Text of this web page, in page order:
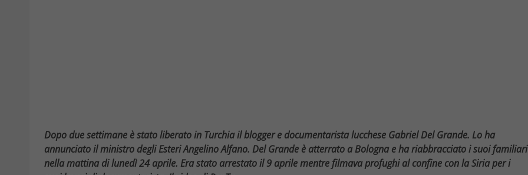
Dopo due settimane è stato liberato in Turchia il blogger e documentarista lucchese Gabriel Del Grande. Lo ha
annunciato il ministro degli Esteri Angelino Alfano. Del Grande è atterrato a Bologna e ha riabbracciato i suoi familiari
nella mattina di lunedì 24 aprile. Era stato arrestato il 9 aprile mentre filmava profughi al confine con la Siria per i